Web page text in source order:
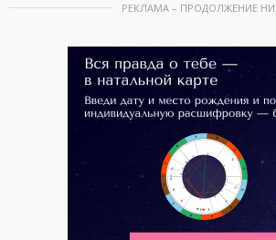
РЕКЛАМА – ПРОДОЛЖЕНИЕ